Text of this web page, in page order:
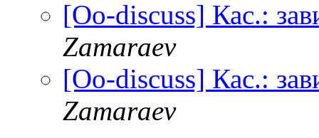
[Oo-discuss] Кас.:
Zamaraev
[Oo-discuss] Кас.:
Zamaraev